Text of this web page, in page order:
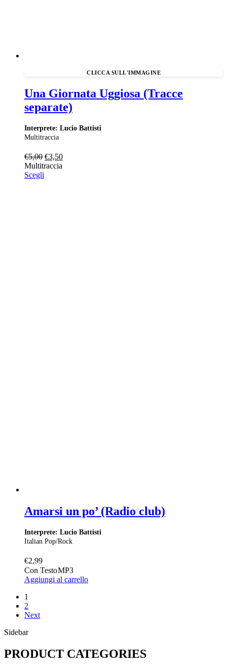
Una Giornata Uggiosa (Tracce
separate)
Interprete: Lucio Battisti
Multitraccia
€5,00 Il
prezzo
€3,50Il
Multitraccia
Scegli
Amarsi un po’ (Radio club)
Interprete: Lucio Battisti
Italian Pop/Rock
€2,99
Con TestoMP3
Aggiungi al carrello
1
2
Next
Sidebar
PRODUCT CATEGORIES